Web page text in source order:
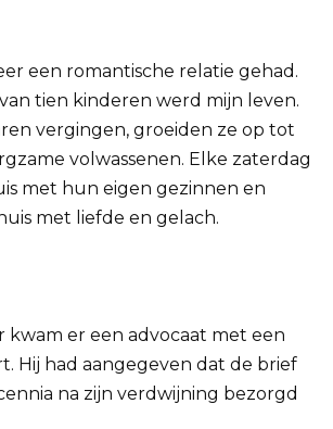
een romantische relatie gehad.
tien kinderen werd mijn leven.
vergingen, groeiden ze op tot
volwassenen. Elke zaterdag
met hun eigen gezinnen en
met liefde en gelach.
kwam er een advocaat met een
Hij had aangegeven dat de brief
na zijn verdwijning bezorgd